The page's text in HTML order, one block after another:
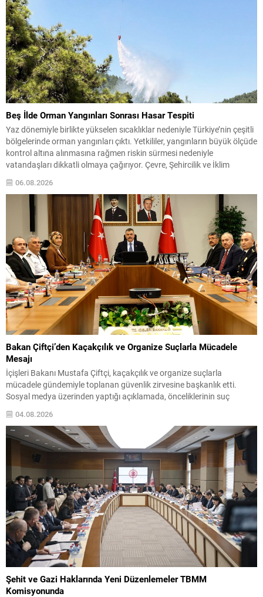
Beş İlde Orman Yangınları Sonrası Hasar Tespiti
Yaz dönemiyle birlikte yükselen sıcaklıklar nedeniyle Türkiye’nin çeşitli
bölgelerinde orman yangınları çıktı. Yetkililer, yangınların büyük ölçüde
kontrol altına alınmasına rağmen riskin sürmesi nedeniyle
vatandaşları dikkatli olmaya çağırıyor. Çevre, Şehircilik ve İklim
sonuçlarını paylaştı ve etkilenenlerin yanında olunacağını vurguladı.
Kayıtlar ve tespit...
06.08.2026
Bakan Çiftçi’den Kaçakçılık ve Organize Suçlarla Mücadele
Mesajı
İçişleri Bakanı Mustafa Çiftçi, kaçakçılık ve organize suçlarla
mücadele gündemiyle toplanan güvenlik zirvesine başkanlık etti.
Sosyal medya üzerinden yaptığı açıklamada, önceliklerinin suç
örgütlerini yapılaşma aşamasında tespit etmek olduğunu belirtti.
Bakan Çiftçi, amaçlarının insan ve finans kaynaklarını kurutarak, suç
gelirlerini hukuki çerçevede devlet denetimine almak olduğunu
vurguladı. “Hiçbir suç yapılanmasına alan...
04.08.2026
Şehit ve Gazi Haklarında Yeni Düzenlemeler TBMM
Komisyonunda